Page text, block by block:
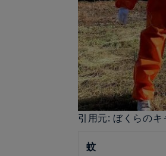
引用元: ぼくらのキ
蚊